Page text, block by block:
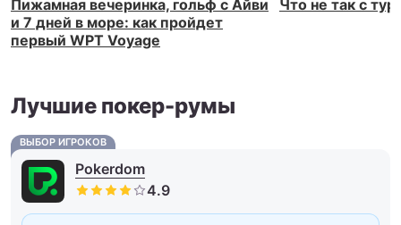
Пижамная вечеринка, гольф с Айви
и 7 дней в море: как пройдет
первый WPT Voyage
Что не так с
Лучшие покер-румы
ВЫБОР ИГРОКОВ
Pokerdom